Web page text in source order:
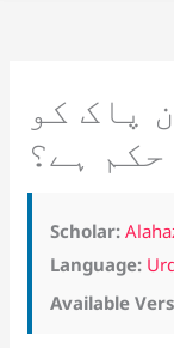
پاک کو
ہے؟
Scholar:
Language:
Available